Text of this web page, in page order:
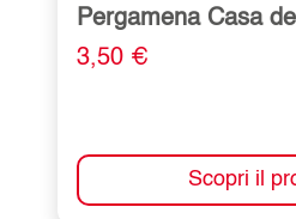
Pergamena Casa
3,50 €
Scopri il